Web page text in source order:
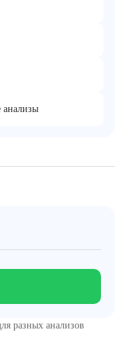
анализы
разных анализов